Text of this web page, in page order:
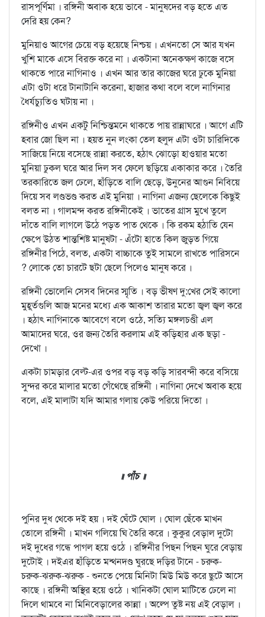
রাসপূর্ণিমা । রঙ্গিনী অবাক হয়ে ভাবে - মানুষদের বড় হতে এত
দেরি হয় কেন?
মুনিয়াও আগের চেয়ে বড় হয়েছে নিশ্চয় । এখনতো সে আর যখন
খুশি মাকে এসে বিরক্ত করে না । একটানা অনেকক্ষণ কাজে বসে
থাকতে পারে নাগিনাও । এখন আর তার কাজের ঘরে ঢুকে মুনিয়া
এটা ওটা ধরে টানাটানি করেনা, হাজার কথা বলে বলে নাগিনার
ধৈর্যচ্যুতিও ঘটায় না ।
রঙ্গিনীও এখন একটু নিশ্চিন্তমনে থাকতে পায় রান্নাঘরে । আগে এটি
হবার জো ছিল না । হয়ত নুন লংকা তেল হলুদ এটা ওটা চারিদিকে
সাজিয়ে নিয়ে বসেছে রান্না করতে, হঠাৎ ঝোড়ো হাওয়ার মতো
মুনিয়া ঢুকল ঘরে আর দিল সব ফেলে ছড়িয়ে একাকার করে । তৈরি
তরকারিতে জল ঢেলে, হাঁড়িতে বালি ছেড়ে, উনুনের আগুন নিবিয়ে
দিয়ে সব লণ্ডভণ্ড করত এই মুনিয়া । নাগিনা এজন্য ছেলেকে কিছুই
বলত না । গালমন্দ করত রঙ্গিনীকেই । ভাতের গ্রাস মুখে তুলে
দাঁতে বালি লাগলে উঠে পড়ত পাত থেকে । কি রকম হঠাতি যেন
ক্ষেপে উঠত শান্তশিষ্ট মানুষটা - এঁটো হাতে কিল জুড়ত গিয়ে
রঙ্গিনীর পিঠে, বলত, একটা বাচ্চাকে তুই সামলে রাখতে পারিসনে
? লোকে তো চারটে ছটা ছেলে পিলেও মানুষ করে ।
রঙ্গিনী ভোলেনি সেসব দিনের স্মৃতি । বড় ভীষণ দু:খের সেই কালো
মুহূর্তগুলি আজ মনের মধ্যে এক আকাশ তারার মতো জ্বল জ্বল করে
। হঠাৎ নাগিনাকে আবেগে বলে ওঠে, সত্যি মঙ্গলচণ্ডী এল
আমাদের ঘরে, ওর জন্য তৈরি করলাম এই কড়িহার এক ছড়া -
দেখো ।
একটা চামড়ার বেল্ট-এর ওপর বড় বড় কড়ি সারবন্দী করে বসিয়ে
সুন্দর করে মালার মতো গেঁথেছে রঙ্গিনী । নাগিনা দেখে অবাক হয়ে
বলে, এই মালাটা যদি আমার গলায় কেউ পরিয়ে দিতো ।
॥ পাঁচ ॥
পুনির দুধ থেকে দই হয় । দই ঘেঁটে ঘোল । ঘোল ছেঁকে মাখন
তোলে রঙ্গিনী । মাখন গলিয়ে ঘি তৈরি করে । কুকুর বেড়াল দুটো
দই দুধের গন্ধে পাগল হয়ে ওঠে । রঙ্গিনীর পিছন পিছন ঘুরে বেড়ায়
দুটোই । দইএর হাঁড়িতে মন্থনদণ্ড ঘুরছে দড়ির টানে - চরুক-
চরুক-ঝরুক-ঝরুক - শুনতে পেয়ে মিনিটা মিউ মিউ করে ছুটে আসে
কাছে । রঙ্গিনী অস্থির হয়ে ওঠে । খানিকটা ঘোল মাটিতে ঢেলে না
দিলে থামবে না মিনিবেড়ালের কান্না । অল্পে তুষ্ট নয় এই বেড়াল ।